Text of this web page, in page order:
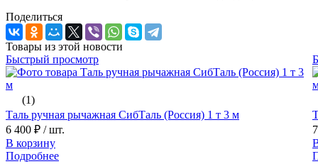
Поделиться
Товары из этой новости
Быстрый просмотр
(1)
Таль ручная рычажная СибТаль (Россия) 1 т 3 м
6 400 ₽ / шт.
В корзину
Подробнее